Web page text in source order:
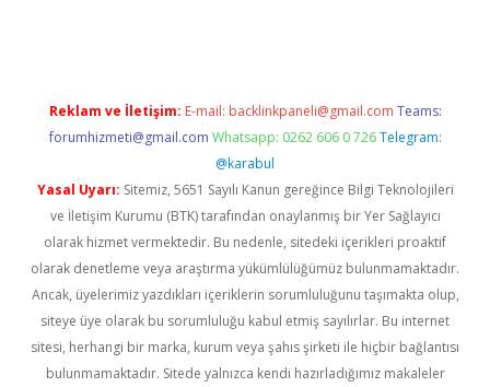
Reklam ve İletişim: E-mail: backlinkpaneli@gmail.com Teams:
forumhizmeti@gmail.com Whatsapp: 0262 606 0 726 Telegram:
@karabul
Yasal Uyarı: Sitemiz, 5651 Sayılı Kanun gereğince Bilgi Teknolojileri
ve İletişim Kurumu (BTK) tarafından onaylanmış bir Yer Sağlayıcı
olarak hizmet vermektedir. Bu nedenle, sitedeki içerikleri proaktif
olarak denetleme veya araştırma yükümlülüğümüz bulunmamaktadır.
Ancak, üyelerimiz yazdıkları içeriklerin sorumluluğunu taşımakta olup,
siteye üye olarak bu sorumluluğu kabul etmiş sayılırlar. Bu internet
sitesi, herhangi bir marka, kurum veya şahıs şirketi ile hiçbir bağlantısı
bulunmamaktadır. Sitede yalnızca kendi hazırladığımız makaleler